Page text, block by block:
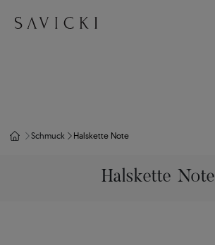
Schmuck Halskette Note
Halskette Note